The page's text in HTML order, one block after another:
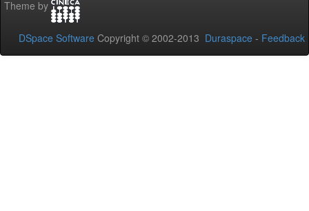
Theme by
DSpace Software Copyright © 2002-2013 Duraspace - Feedback